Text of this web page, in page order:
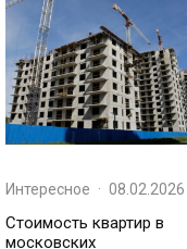
Интересное · 08.02.2026
Стоимость квартир в
московских